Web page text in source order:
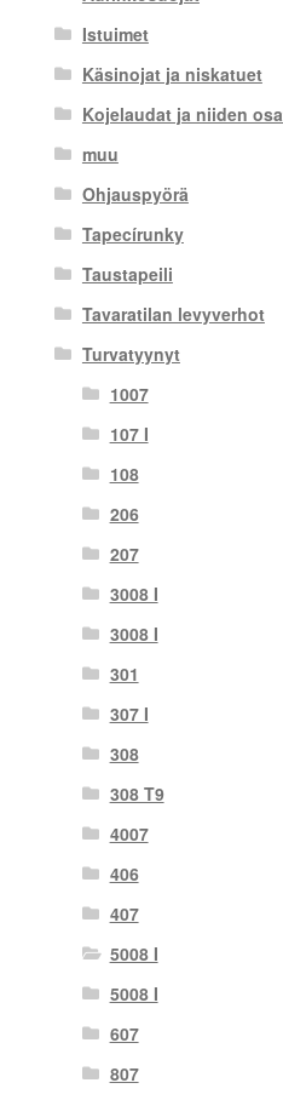
Istuimet
Käsinojat ja niskatuet
Kojelaudat ja niiden
muu
Ohjauspyörä
Tapecírunky
Taustapeili
Tavaratilan levyverhot
Turvatyynyt
1007
107 I
108
206
207
3008 I
3008 I
301
307 I
308
308 T9
4007
406
407
5008 I
5008 I
607
807